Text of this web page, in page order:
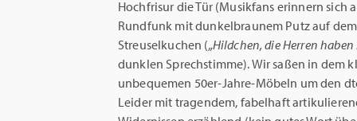
Hochfrisur die Tür (Musikfans erinnern sich
Rundfunk mit dunkelbraunem Putz auf
Streuselkuchen („Hildchen, die Herren
dunklen Sprechstimme). Wir saßen in dem
unbequemen 50er-Jahre-Möbeln um den
Leider mit tragendem, fabelhaft